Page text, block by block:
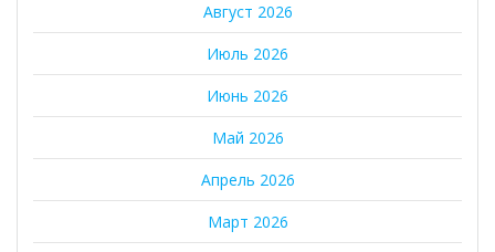
Август 2026
Июль 2026
Июнь 2026
Май 2026
Апрель 2026
Март 2026